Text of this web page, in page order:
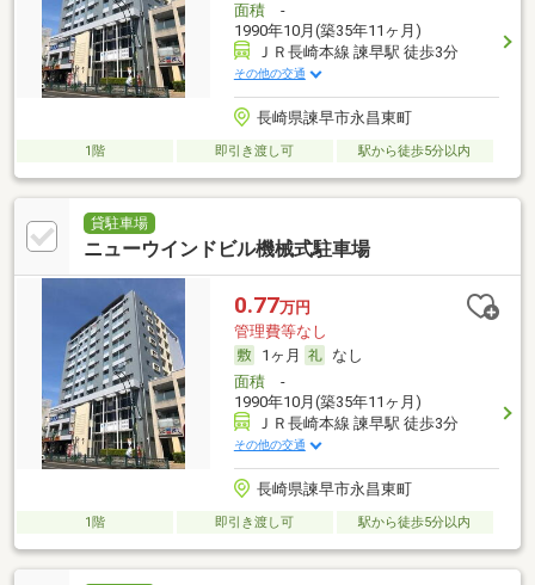
面積-
1990年10月(築35年11ヶ月)
ＪＲ長崎本線 諫早駅 徒歩3分
その他の交通
長崎県諫早市永昌東町
1階 即引き渡し可 駅から徒歩5分以内
貸駐車場
ニューウインドビル機械式駐車場
0.77万円
管理費等なし
1ヶ月
なし
面積-
1990年10月(築35年11ヶ月)
ＪＲ長崎本線 諫早駅 徒歩3分
その他の交通
長崎県諫早市永昌東町
1階 即引き渡し可 駅から徒歩5分以内